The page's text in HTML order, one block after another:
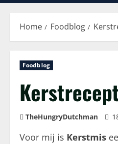
Home Foodblog
Foodblog
TheHungryDutchman
Voor mij is Kerstmis